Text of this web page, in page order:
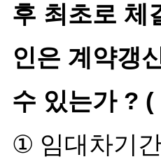
후 최초로 체
인은 계약갱
수 있는가 ?
① 임대차기